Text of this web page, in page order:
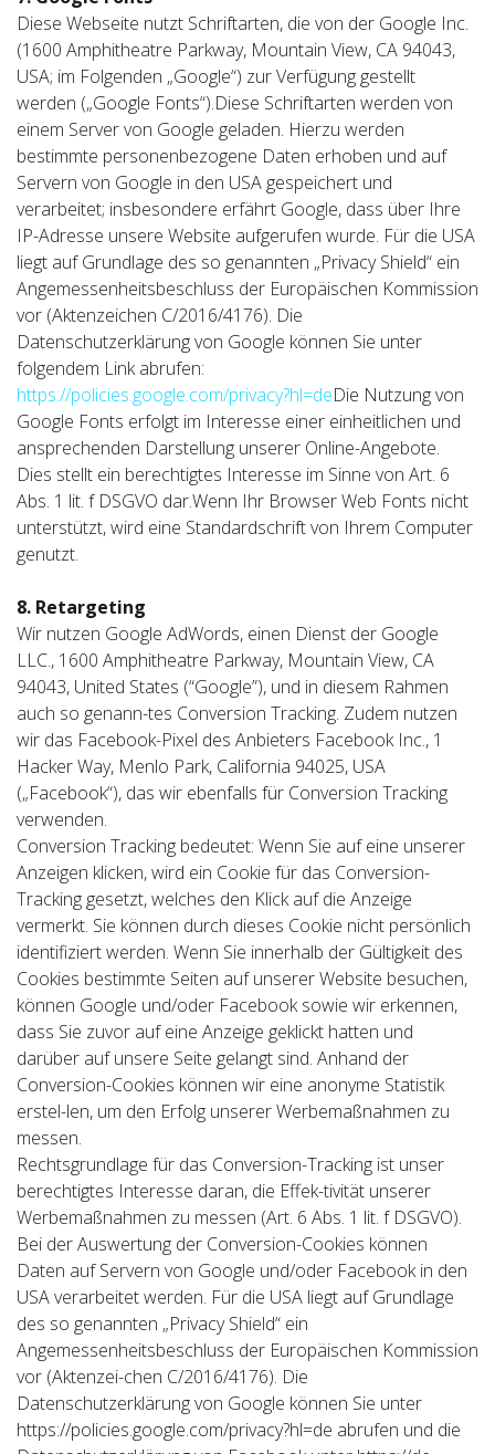
Diese Webseite nutzt Schriftarten, die von der Google Inc.
(1600 Amphitheatre Parkway, Mountain View, CA 94043,
USA; im Folgenden „Google“) zur Verfügung gestellt
werden („Google Fonts“).Diese Schriftarten werden von
einem Server von Google geladen. Hierzu werden
bestimmte personenbezogene Daten erhoben und auf
Servern von Google in den USA gespeichert und
verarbeitet; insbesondere erfährt Google, dass über Ihre
IP-Adresse unsere Website aufgerufen wurde. Für die USA
liegt auf Grundlage des so genannten „Privacy Shield“ ein
Angemessenheitsbeschluss der Europäischen Kommission
vor (Aktenzeichen C/2016/4176). Die
Datenschutzerklärung von Google können Sie unter
folgendem Link abrufen:
https://policies.google.com/privacy?hl=deDie Nutzung von
Google Fonts erfolgt im Interesse einer einheitlichen und
ansprechenden Darstellung unserer Online-Angebote.
Dies stellt ein berechtigtes Interesse im Sinne von Art. 6
Abs. 1 lit. f DSGVO dar.Wenn Ihr Browser Web Fonts nicht
unterstützt, wird eine Standardschrift von Ihrem Computer
genutzt.
8. Retargeting
Wir nutzen Google AdWords, einen Dienst der Google
LLC., 1600 Amphitheatre Parkway, Mountain View, CA
94043, United States (“Google”), und in diesem Rahmen
auch so genann-tes Conversion Tracking. Zudem nutzen
wir das Facebook-Pixel des Anbieters Facebook Inc., 1
Hacker Way, Menlo Park, California 94025, USA
(„Facebook“), das wir ebenfalls für Conversion Tracking
verwenden.
Conversion Tracking bedeutet: Wenn Sie auf eine unserer
Anzeigen klicken, wird ein Cookie für das Conversion-
Tracking gesetzt, welches den Klick auf die Anzeige
vermerkt. Sie können durch dieses Cookie nicht persönlich
identifiziert werden. Wenn Sie innerhalb der Gültigkeit des
Cookies bestimmte Seiten auf unserer Website besuchen,
können Google und/oder Facebook sowie wir erkennen,
dass Sie zuvor auf eine Anzeige geklickt hatten und
darüber auf unsere Seite gelangt sind. Anhand der
Conversion-Cookies können wir eine anonyme Statistik
erstel-len, um den Erfolg unserer Werbemaßnahmen zu
messen.
Rechtsgrundlage für das Conversion-Tracking ist unser
berechtigtes Interesse daran, die Effek-tivität unserer
Werbemaßnahmen zu messen (Art. 6 Abs. 1 lit. f DSGVO).
Bei der Auswertung der Conversion-Cookies können
Daten auf Servern von Google und/oder Facebook in den
USA verarbeitet werden. Für die USA liegt auf Grundlage
des so genannten „Privacy Shield“ ein
Angemessenheitsbeschluss der Europäischen Kommission
vor (Aktenzei-chen C/2016/4176). Die
Datenschutzerklärung von Google können Sie unter
https://policies.google.com/privacy?hl=de abrufen und die